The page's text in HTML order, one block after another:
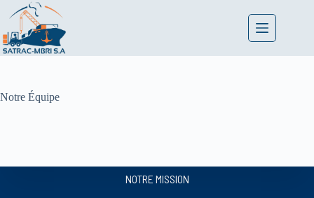
Notre Équipe
NOTRE MISSION